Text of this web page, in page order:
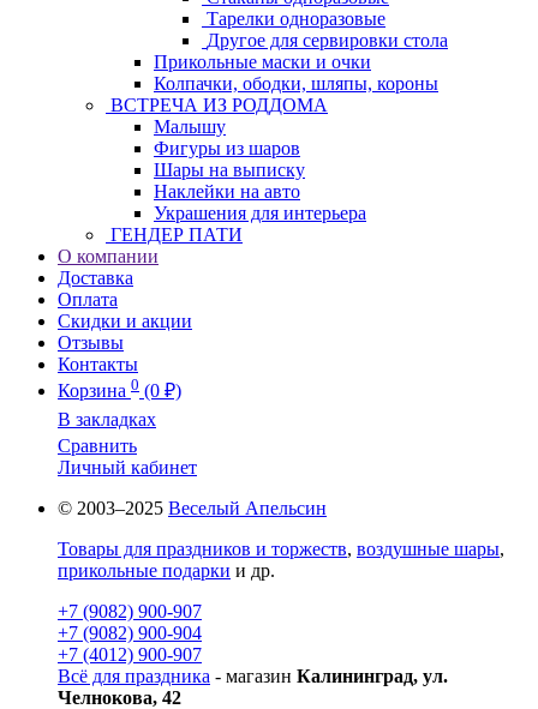
Тарелки одноразовые
Другое для сервировки стола
Прикольные маски и очки
Колпачки, ободки, шляпы, короны
ВСТРЕЧА ИЗ РОДДОМА
Малышу
Фигуры из шаров
Шары на выписку
Наклейки на авто
Украшения для интерьера
ГЕНДЕР ПАТИ
О компании
Доставка
Оплата
Скидки и акции
Отзывы
Контакты
Корзина 0 (0 ₽)
В закладках
Сравнить
Личный кабинет
© 2003–2025 Веселый Апельсин
Товары для праздников и торжеств, воздушные шары,
прикольные подарки и др.
+7 (9082) 900-907
+7 (9082) 900-904
+7 (4012) 900-907
Всё для праздника - магазин Калининград, ул.
Челнокова, 42